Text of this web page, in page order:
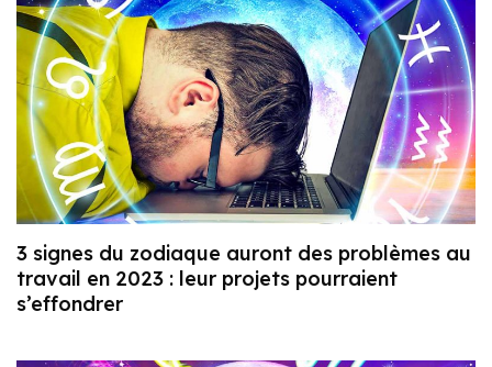
3 signes du zodiaque auront des problèmes au
travail en 2023 : leur projets pourraient
s’effondrer